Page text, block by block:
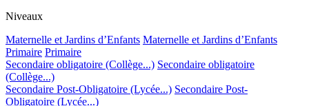
Niveaux
Maternelle et Jardins d’Enfants Maternelle et Jardins d’Enfants
Primaire Primaire
Secondaire obligatoire (Collège...) Secondaire obligatoire
(Collège...)
Secondaire Post-Obligatoire (Lycée...) Secondaire Post-
Obligatoire (Lycée...)